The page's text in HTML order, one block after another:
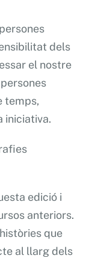
dels
el nostre
temps,
iniciativa.
edició i
anteriors.
que
al llarg dels